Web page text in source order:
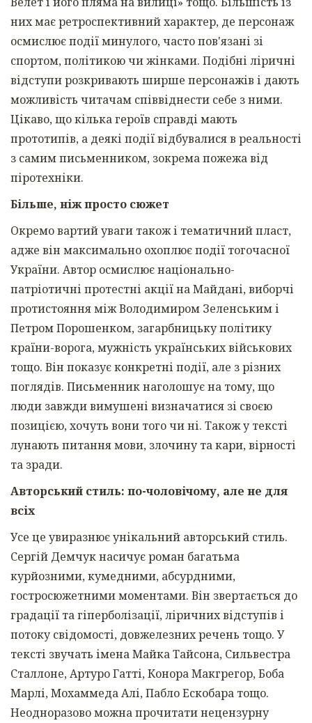
них має ретроспективний характер, де персонаж
осмислює події минулого, часто пов'язані зі
спортом, політикою чи жінками. Подібні ліричні
відступи розкривають ширше персонажів і дають
можливість читачам співвіднести себе з ними.
Цікаво, що кілька героїв справді мають
прототипів, а деякі події відбувалися в реальності
з самим письменником, зокрема пожежа від
піротехніки.
Більше, ніж просто сюжет
Окремо вартий уваги також і тематичний пласт,
адже він максимально охоплює події тогочасної
України. Автор осмислює національно-
патріотичні протестні акції на Майдані, виборчі
протистояння між Володимиром Зеленським і
Петром Порошенком, загарбницьку політику
країни-ворога, мужність українських військових
тощо. Він показує конкретні події, але з різних
поглядів. Письменник наголошує на тому, що
люди завжди вимушені визначатися зі своєю
позицією, хочуть вони того чи ні. Також у тексті
лунають питання мови, злочину та кари, вірності
та зради.
Авторський стиль: по-чоловічому, але не для
всіх
Усе це увиразнює унікальний авторський стиль.
Сергій Демчук насичує роман багатьма
курйозними, кумедними, абсурдними,
гостросюжетними моментами. Він звертається до
градації та гіперболізації, ліричних відступів і
потоку свідомості, довжелезних речень тощо. У
тексті звучать імена Майка Тайсона, Сильвестра
Сталлоне, Артуро Гатті, Конора Макгрегор, Боба
Марлі, Мохаммеда Алі, Пабло Ескобара тощо.
Неодноразово можна прочитати нецензурну